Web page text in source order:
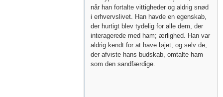
når han fortalte vittigheder og aldrig snød
i erhvervslivet. Han havde en egenskab,
der hurtigt blev tydelig for alle dem, der
interagerede med ham; ærlighed. Han var
aldrig kendt for at have løjet, og selv de,
der afviste hans budskab, omtalte ham
som den sandfærdige.